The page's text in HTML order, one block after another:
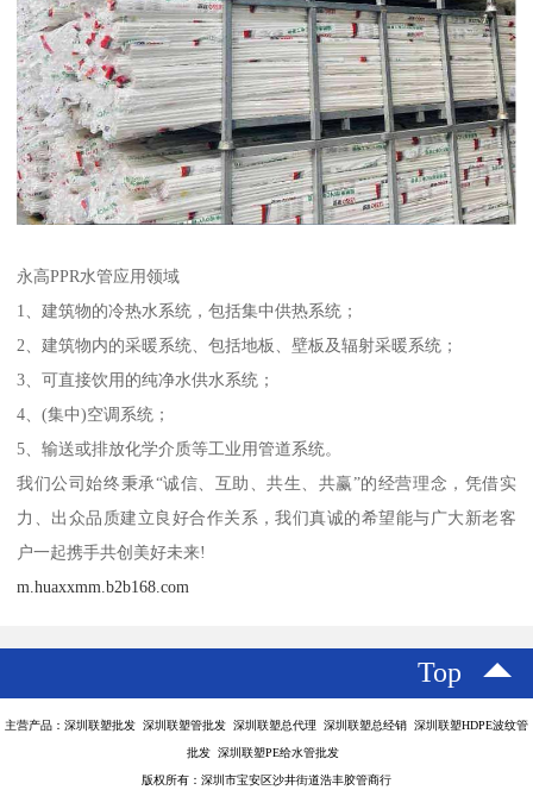
永高PPR水管应用领域
1、建筑物的冷热水系统，包括集中供热系统；
2、建筑物内的采暖系统、包括地板、壁板及辐射采暖系统；
3、可直接饮用的纯净水供水系统；
4、(集中)空调系统；
5、输送或排放化学介质等工业用管道系统。
我们公司始终秉承“诚信、互助、共生、共赢”的经营理念，凭借实
力、出众品质建立良好合作关系，我们真诚的希望能与广大新老客
户一起携手共创美好未来!
m.huaxxmm.b2b168.com
Top
主营产品：深圳联塑批发 深圳联塑管批发 深圳联塑总代理 深圳联塑总经销 深圳联塑HDPE波纹管
批发 深圳联塑PE给水管批发
版权所有：深圳市宝安区沙井街道浩丰胶管商行